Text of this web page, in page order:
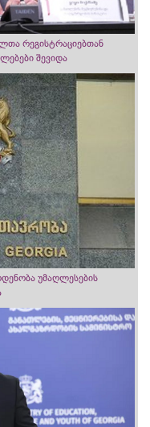
რეგისტრაციებთან
შევიდა
უმაღლესების